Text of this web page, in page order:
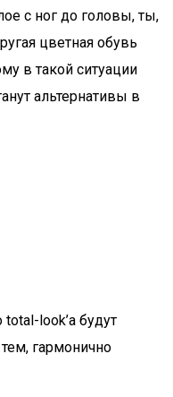
с ног до головы, ты,
цветная обувь
в такой ситуации
альтернативы в
look’a будут
гармонично